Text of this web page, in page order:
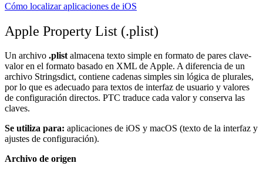
Cómo localizar aplicaciones de iOS
Apple Property List (.plist)
Un archivo .plistalmacena texto simple en formato de pares clave-
valor en el formato basado en XML de Apple. A diferencia de un
archivo Stringsdict, contiene cadenas simples sin lógica de plurales,
por lo que es adecuado para textos de interfaz de usuario y valores
de configuración directos. PTC traduce cada valor y conserva las
claves.
Se utiliza para: aplicaciones de iOS y macOS (texto de la interfaz y
ajustes de configuración).
Archivo de origen